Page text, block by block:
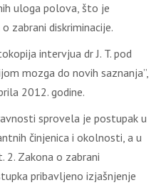
uloga polova, što je
zabrani diskriminacije.
intervjua dr J. T. pod
mozga do novih saznanja”,
2012. godine.
sprovela je postupak u
činjenica i okolnosti, a u
2. Zakona o zabrani
pribavljeno izjašnjenje